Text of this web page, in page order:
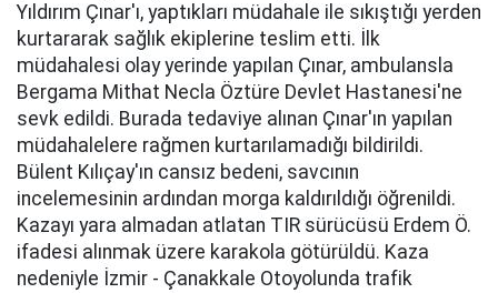
Yıldırım Çınar'ı, yaptıkları müdahale ile sıkıştığı yerden
kurtararak sağlık ekiplerine teslim etti. İlk
müdahalesi olay yerinde yapılan Çınar, ambulansla
Bergama Mithat Necla Öztüre Devlet Hastanesi'ne
sevk edildi. Burada tedaviye alınan Çınar'ın yapılan
müdahalelere rağmen kurtarılamadığı bildirildi.
Bülent Kılıçay'ın cansız bedeni, savcının
incelemesinin ardından morga kaldırıldığı öğrenildi.
Kazayı yara almadan atlatan TIR sürücüsü Erdem Ö.
ifadesi alınmak üzere karakola götürüldü. Kaza
nedeniyle İzmir - Çanakkale Otoyolunda trafik